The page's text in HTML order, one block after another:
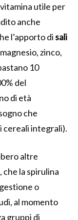
utile per
anche
l’apporto disali
zinco,
10
del
di età
che
cereali integrali).
altre
la spirulina
o
al momento
gruppi di